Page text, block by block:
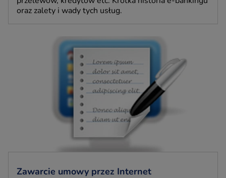
oraz zalety i wady tych usług.
Zawarcie umowy przez Internet